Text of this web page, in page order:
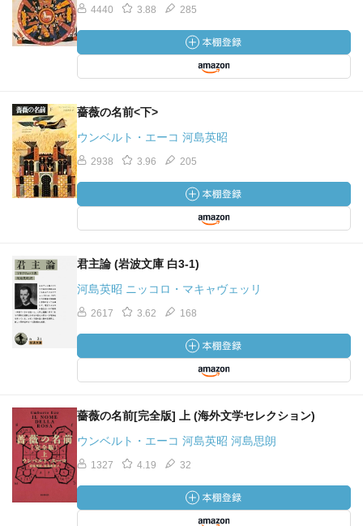
で、極めて現代的と言える作品に仕立て上げている。そも
そも『美しい夏』は一種の黙説法的な要素があり、ヒロイ
ンであるジーニアの心理は必ずしも明確ではない（そこが
2人の女性の青春と恋愛を描いた話。淡々と進むけど心理描
写が細かくて面白かった。
#読了
美しい夏 パヴェーゼ(著/文) - 岩波書店 |
hanmoto.com/bd/isbn/978400… @hanmotocomから
『故郷』『流刑』『月と篝火』『美しい夏』『祭の夜』、
は、おそらく岩波だけのはず。ただただ、河島英昭の名訳
に、心を洗われるような気持ちで……（#これは読むべき岩
波文庫）
パヴェーゼ『美しい夏』
夏の盛りに読み始めて、真夏のピークが去ったいま読み終
えた。夏は何かを閉じこめる。それは閉鎖的な祭りで、永
でを残酷に、魅力的に、やわらかな文体で描いた小説だっ
た。
パヴェーゼ『美しい夏』読了。大人であるアメーリアに憧
れたジーニアが、少女から女になり、きたないものを知り
傷ついてゆく、その過程が静かに、ひたひたと描かれてい
4440 3.88 285
薔薇の名前<下>
ウンベルト・エーコ 河島英昭
2938 3.96 205
君主論 (岩波文庫 白3-1)
河島英昭 ニッコロ・マキャヴェッリ
2617 3.62 168
薔薇の名前[完全版] 上 (海外文学セレクション)
ウンベルト・エーコ 河島英昭 河島思朗
1327 4.19 32